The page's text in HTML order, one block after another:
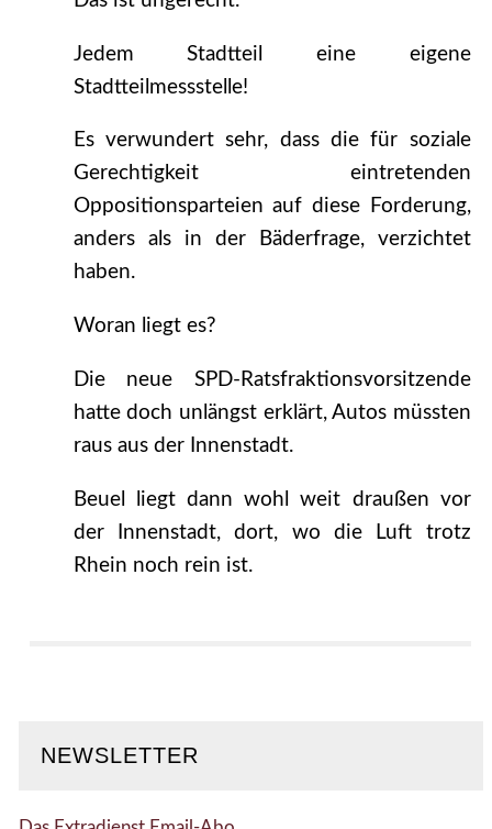
Jedem Stadtteil eine eigene
Stadtteilmessstelle!
Es verwundert sehr, dass die für soziale
Gerechtigkeit eintretenden
Oppositionsparteien auf diese Forderung,
anders als in der Bäderfrage, verzichtet
haben.
Woran liegt es?
Die neue SPD-Ratsfraktionsvorsitzende
hatte doch unlängst erklärt, Autos müssten
raus aus der Innenstadt.
Beuel liegt dann wohl weit draußen vor
der Innenstadt, dort, wo die Luft trotz
Rhein noch rein ist.
NEWSLETTER